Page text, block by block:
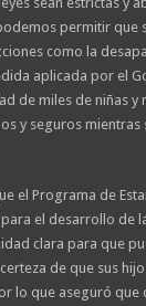
permitir que
como la
aplicada por el
de miles de niñas y
y seguros mientras
el Programa de
el desarrollo de
clara para que
de que sus
lo que aseguró que